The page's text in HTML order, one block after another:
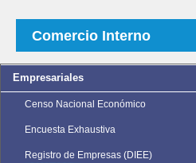
Comercio Interno
Empresariales
Censo Nacional Económico
Encuesta Exhaustiva
Registro de Empresas (DIEE)